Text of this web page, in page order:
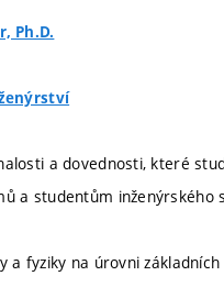
Ph.D.
a dovednosti, které
a studentům inženýrského
a fyziky na úrovni